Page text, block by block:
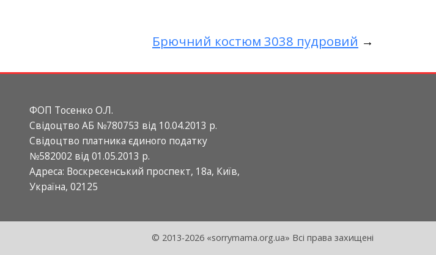
Брючний костюм 3038 пудровий →
ФОП Тосенко О.Л.
Свідоцтво АБ №780753 від 10.04.2013 р.
Свідоцтво платника єдиного податку
№582002 від 01.05.2013 р.
Адреса: Воскресенський проспект, 18а, Київ,
Україна, 02125
© 2013-2026 «sorrymama.org.ua» Всі права захищені